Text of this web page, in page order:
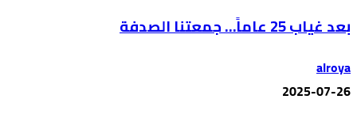
بعد غياب 25 عاماً… جمعتنا الصدفة
alroya
2025-07-26